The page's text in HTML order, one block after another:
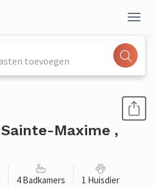
toevoegen
Maxime ,
4 Badkamers 1 Huisdier